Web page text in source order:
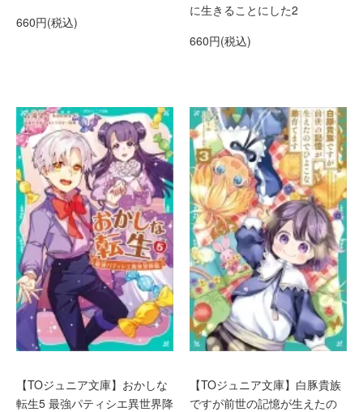
660円(税込)
に生きることにした2
660円(税込)
【TOジュニア文庫】おかしな
転生5 最強パティシエ異世界降
【TOジュニア文庫】白豚貴族
ですが前世の記憶が生えたの